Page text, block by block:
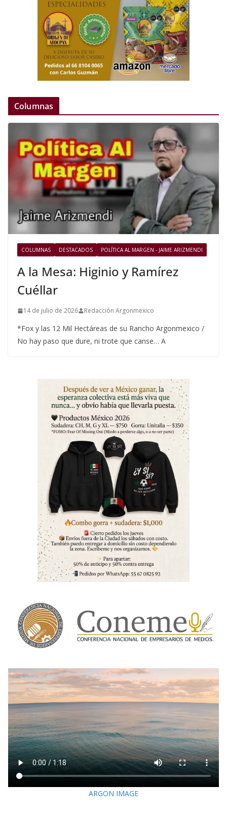
Columnas
COLUMNAS DESTACADOS POLÍTICA AL MARGEN - JAIME ARIZMENDI
A la Mesa: Higinio y Ramírez
Cuéllar
14 de julio de 2026 Redacción Argonmexico
*Fox y las 12 Mil Hectáreas de su Rancho Argonmexico /
No hay paso que dure, ni trote que canse… A
ARGON IMAGE